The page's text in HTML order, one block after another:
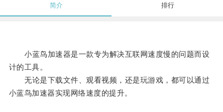
简介 排行
小蓝鸟加速器是一款专为解决互联网速度慢的问题而设
计的工具。
无论是下载文件、观看视频，还是玩游戏，都可以通过
小蓝鸟加速器实现网络速度的提升。